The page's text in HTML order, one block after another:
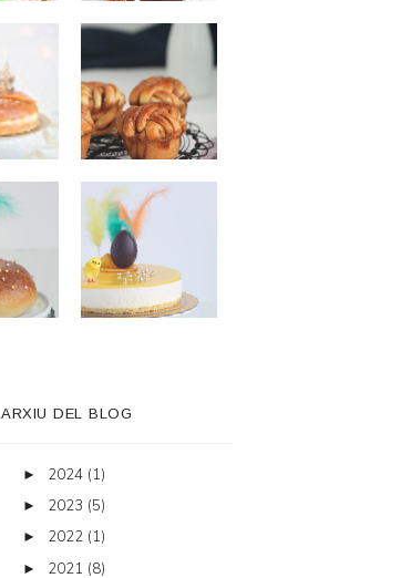
ARXIU DEL BLOG
► 2024 (1)
► 2023 (5)
► 2022 (1)
► 2021 (8)